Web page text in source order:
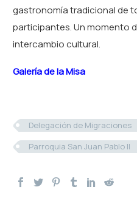
gastronomía tradicional de
participantes. Un momento
intercambio cultural.
Galería de la Misa
Delegación de Migraciones
Parroquia San Juan Pablo II